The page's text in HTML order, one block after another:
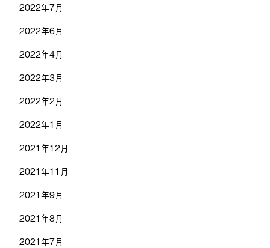
2022年7月
2022年6月
2022年4月
2022年3月
2022年2月
2022年1月
2021年12月
2021年11月
2021年9月
2021年8月
2021年7月